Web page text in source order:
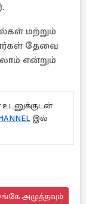
மற்றும்
தேவை
என்றும்
உடனுக்குடன்
இல்
அழுத்தவும்